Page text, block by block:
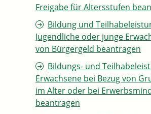
Freigabe für Altersstufen
Bildung und
Jugendliche oder junge
von Bürgergeld beantragen
Bildungs- und
Erwachsene bei Bezug von
im Alter oder bei
beantragen